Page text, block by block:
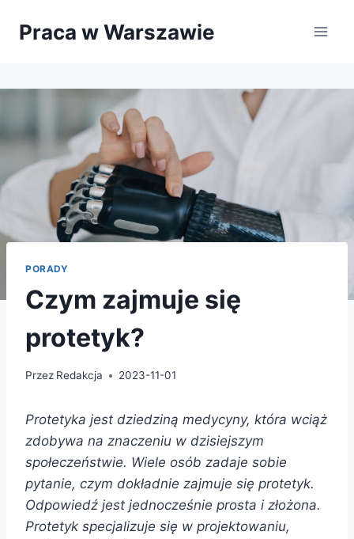
Praca w Warszawie
PORADY
Czym zajmuje się
protetyk?
Przez Redakcja 2023-11-01
Protetyka jest dziedziną medycyny, która wciąż
zdobywa na znaczeniu w dzisiejszym
społeczeństwie. Wiele osób zadaje sobie
pytanie, czym dokładnie zajmuje się protetyk.
Odpowiedź jest jednocześnie prosta i złożona.
Protetyk specjalizuje się w projektowaniu,